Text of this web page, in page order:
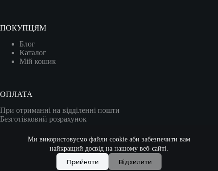
Ми використовуємо файли cookie аби забезпечити вам
найкращий досвід на нашому веб-сайті.
Прийняти Відхилити
ПОКУПЦЯМ
Блог
Каталог
Мій кошик
ОПЛАТА
При отриманні на відділенні пошти
Безготівковий розрахунок